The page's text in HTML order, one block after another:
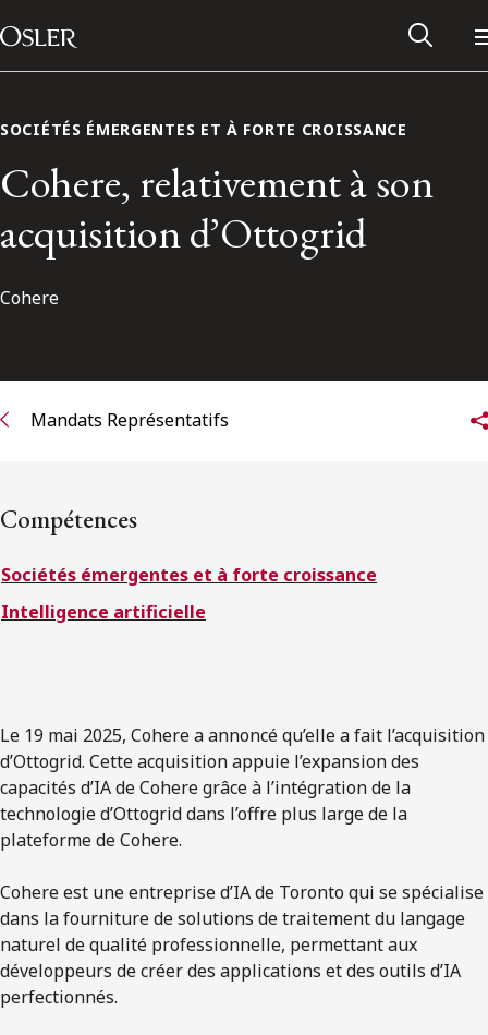
Passer au contenu
Main Navigation
Réseau des anciens d’Osler
S’abonner aux articles Osler
S’abonner
SOCIÉTÉS ÉMERGENTES ET À FORTE CROISSANCE
Cohere, relativement à son
acquisition d’Ottogrid
Cohere
Mandats Représentatifs
Compétences
Sociétés émergentes et à forte croissance
Intelligence artificielle
Le 19 mai 2025, Cohere a annoncé qu’elle a fait l’acquisition
d’Ottogrid. Cette acquisition appuie l’expansion des
capacités d’IA de Cohere grâce à l’intégration de la
technologie d’Ottogrid dans l’offre plus large de la
plateforme de Cohere.
Cohere est une entreprise d’IA de Toronto qui se spécialise
dans la fourniture de solutions de traitement du langage
naturel de qualité professionnelle, permettant aux
développeurs de créer des applications et des outils d’IA
perfectionnés.